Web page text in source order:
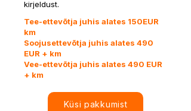
kirjeldust.
Tee-ettevõtja juhis alates 150EUR
km
Soojusettevõtja juhis alates 490
EUR + km
Vee-ettevõtja juhis alates 490 EUR
+ km
Küsi pakkumist